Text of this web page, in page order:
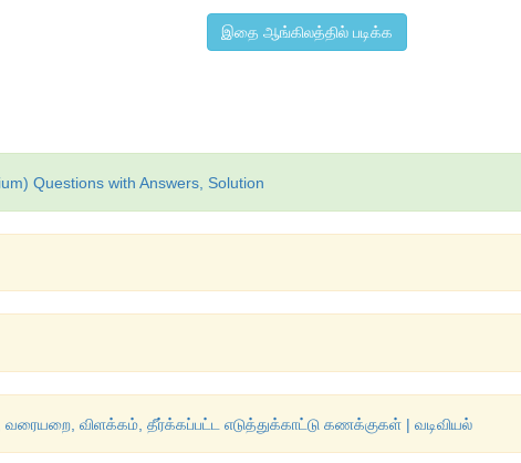
இதை ஆங்கிலத்தில் படிக்க
Questions with Answers, Solution
விளக்கம், தீர்க்கப்பட்ட எடுத்துக்காட்டு கணக்குகள் | வடிவியல்